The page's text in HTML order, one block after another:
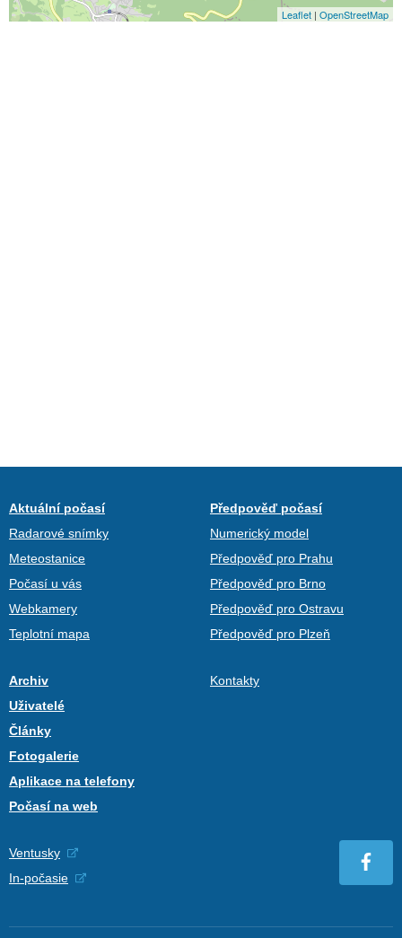
Leaflet | OpenStreetMap
Aktuální počasí
Radarové snímky
Meteostanice
Počasí u vás
Webkamery
Teplotní mapa
Předpověď počasí
Numerický model
Předpověď pro Prahu
Předpověď pro Brno
Předpověď pro Ostravu
Předpověď pro Plzeň
Archiv
Uživatelé
Články
Fotogalerie
Aplikace na telefony
Počasí na web
Kontakty
Ventusky
In-počasie